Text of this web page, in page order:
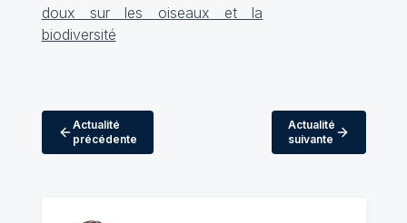
Actualité
précédente
Actualité
suivante